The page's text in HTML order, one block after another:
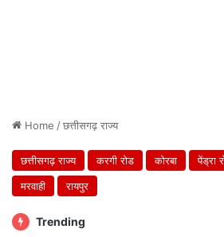
Home /छत्तीसगढ़ राज्य
छत्तीसगढ़ राज्य करगी रोड कोरबा पेंड्रा
मरवाही
रायपुर
Trending